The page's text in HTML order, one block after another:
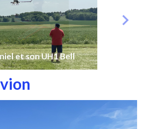
et son UH1 Bell